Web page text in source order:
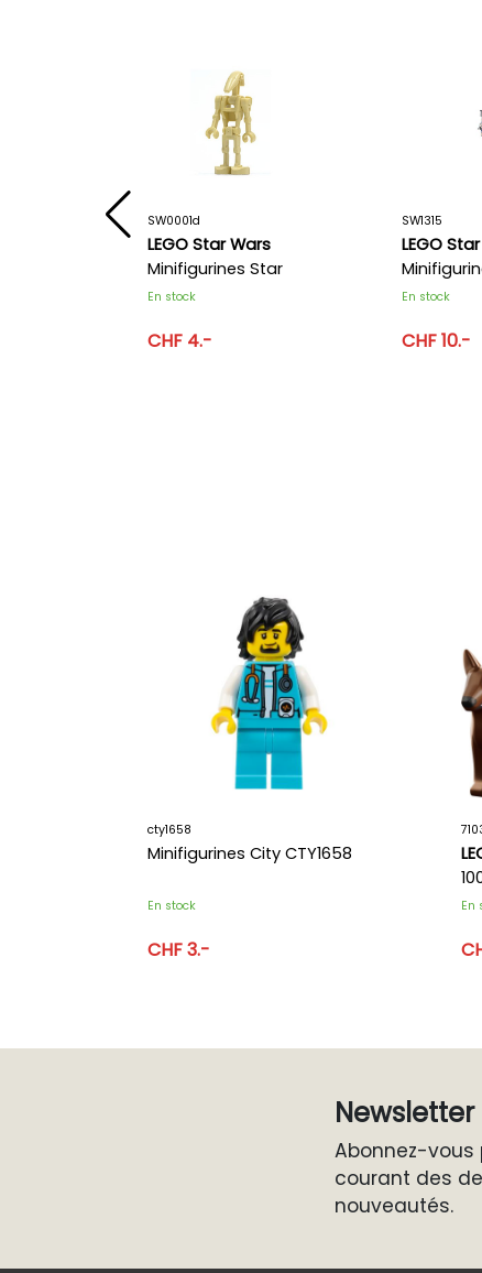
SW0001d
LEGO Star Wars
Minifigurines Star
Wars SW 0001d
En stock
CHF 4.-
SW1315
LEGO
Wars SW
En stock
CHF 10.-
cty1658
Minifigurines City CTY1658
En stock
CHF 3.-
En
Newsletter
Abonnez-vous
courant des
nouveautés.